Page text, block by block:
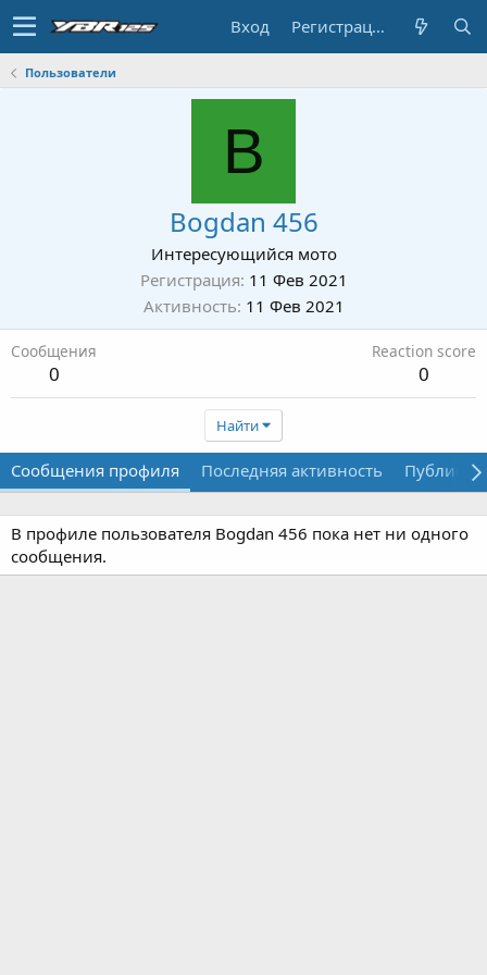
Вход Регистрация
Пользователи
B
Bogdan 456
Интересующийся мото
Регистрация 11 Фев 2021
Активность 11 Фев 2021
Сообщения
0
Reaction score
0
Найти
Сообщения профиля Последняя активность
В профиле пользователя Bogdan 456 пока нет ни одного
сообщения.